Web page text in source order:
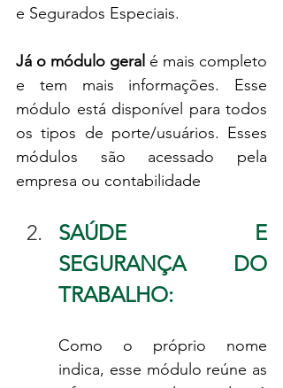
e Segurados Especiais.
Já o módulo geral é mais completo
e tem mais informações. Esse
módulo está disponível para todos
os tipos de porte/usuários. Esses
módulos são acessado pela
empresa ou contabilidade
SAÚDE E
SEGURANÇA DO
TRABALHO:
Como o próprio nome
indica, esse módulo reúne as